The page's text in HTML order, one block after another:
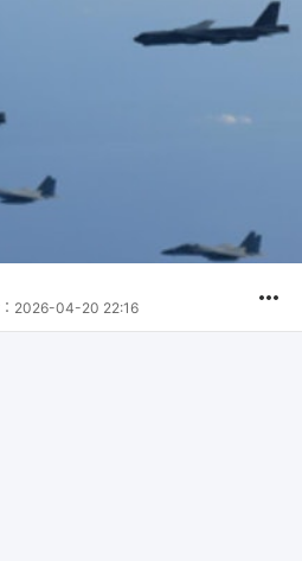
2026-04-20 22:16